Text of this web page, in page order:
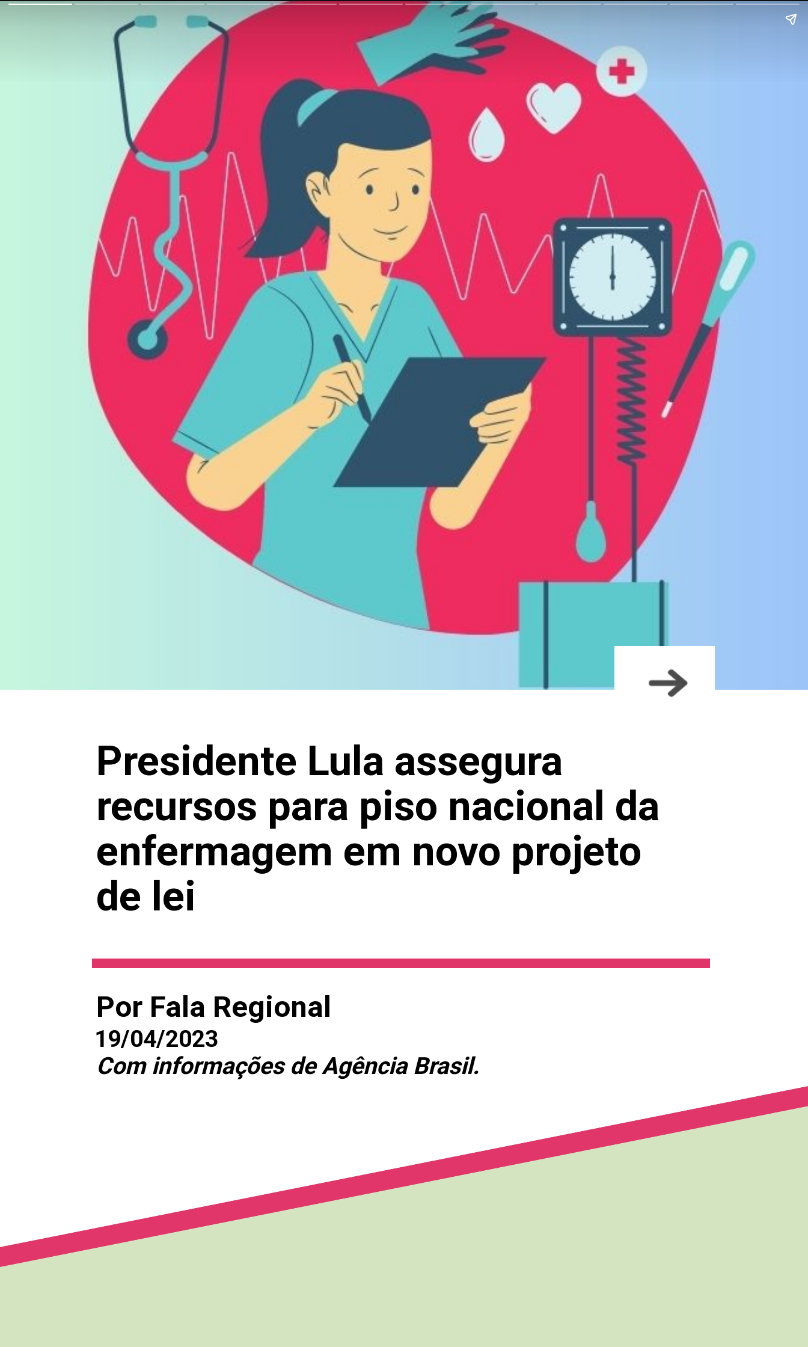
Por Fala Regional
19/04/2023
Presidente Lula assegura
recursos para piso nacional da
enfermagem em novo projeto
de lei
Com informações de Agência Brasil.